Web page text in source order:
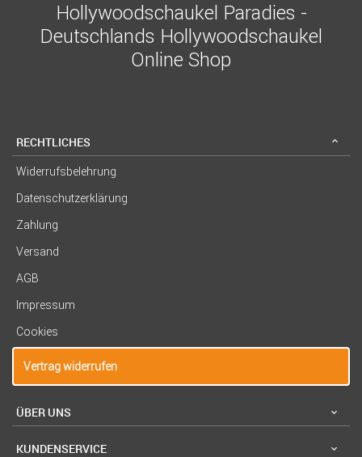
Hollywoodschaukel Paradies -
Deutschlands Hollywoodschaukel
Online Shop
RECHTLICHES
Widerrufsbelehrung
Datenschutzerklärung
Zahlung
Versand
AGB
Impressum
Cookies
Vertrag widerrufen
ÜBER UNS
KUNDENSERVICE